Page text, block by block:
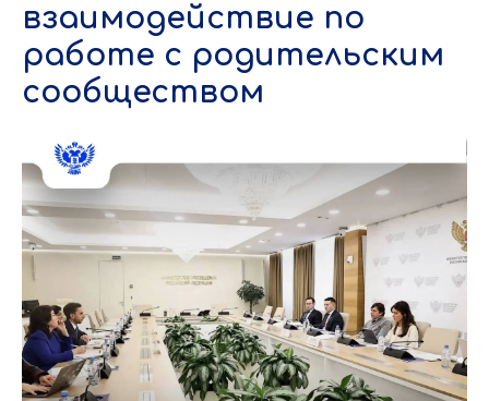
взаимодействие по
работе с родительским
сообществом